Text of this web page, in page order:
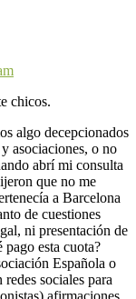
chicos.
algo decepcionados
asociaciones, o no
abrí mi consulta
que no me
a Barcelona
de cuestiones
ni presentación de
esta cuota?
Española o
sociales para
afirmaciones